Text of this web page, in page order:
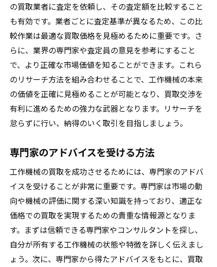
事前準備の重要性とその実践方法
高評価を得るためのポイント
交渉力を高めるためのテクニック
信頼できる業者との関係構築
満足のいく取引を実現するための心構え
成功事例から学ぶ買取のコツ
の買取業者に査定を依頼し、その査定額を比較すること
も有効です。業者ごとに査定基準が異なるため、この比
較作業は最適な買取価格を見極めるために重要です。さ
らに、業界の専門家や査定員の意見を参考にすること
で、より正確な市場価値を知ることができます。これら
のリサーチ方法を組み合わせることで、工作機械の本来
の価値を正確に見極めることが可能となり、買取交渉を
有利に進めるための強力な武器となります。リサーチを
怠らずに行い、納得のいく取引を目指しましょう。
専門家のアドバイスを受ける方法
工作機械の買取を成功させるためには、専門家のアドバ
イスを受けることが非常に重要です。専門家は市場の動
向や機械の評価に関する深い知識を持っており、適正な
価格での買取を実現するための貴重な情報源となりま
す。まずは信頼できる専門家やコンサルタントを探し、
自分が所有する工作機械の状態や特徴を詳しく伝えまし
ょう。次に、専門家から得たアドバイスをもとに、買取